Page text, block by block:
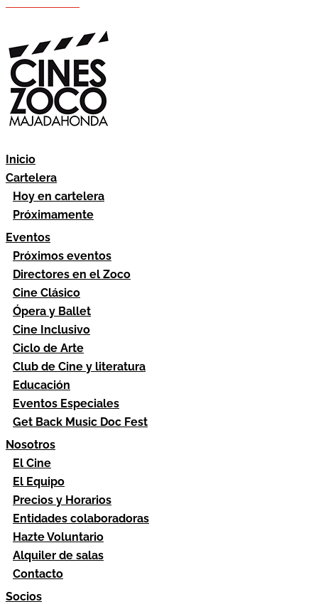
Inicio
Cartelera
Hoy en cartelera
Próximamente
Eventos
Próximos eventos
Directores en el Zoco
Cine Clásico
Ópera y Ballet
Cine Inclusivo
Ciclo de Arte
Club de Cine y literatura
Educación
Eventos Especiales
Get Back Music Doc Fest
Nosotros
El Cine
El Equipo
Precios y Horarios
Entidades colaboradoras
Hazte Voluntario
Alquiler de salas
Contacto
Socios